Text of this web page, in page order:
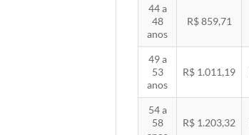
44 a
48
anos
R$ 859,71
49 a
53
anos
R$ 1.011,19
54 a
58
R$ 1.203,32